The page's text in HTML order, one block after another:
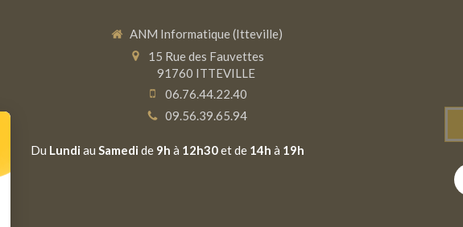
ANM Informatique (Itteville)
15 Rue des Fauvettes
91760 ITTEVILLE
06.76.44.22.40
09.56.39.65.94
Du Lundi au Samedi de 9h à 12h30et de 14h à 19h